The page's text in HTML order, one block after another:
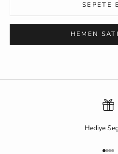
SEPETE
HEMEN
Hediye